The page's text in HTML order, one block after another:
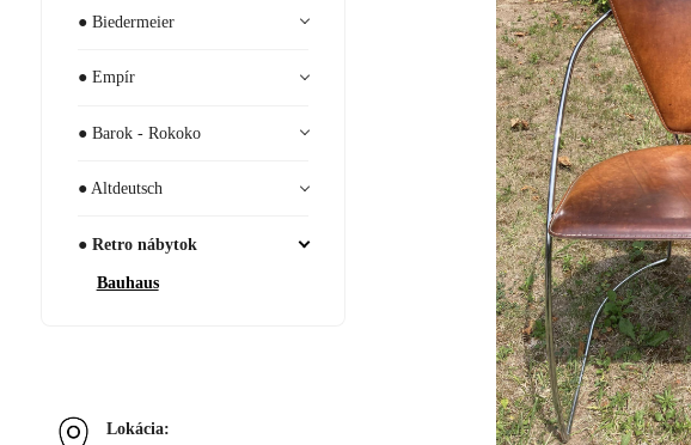
● Biedermeier
● Empír
● Barok - Rokoko
● Altdeutsch
● Retro nábytok
Bauhaus
Lokácia: